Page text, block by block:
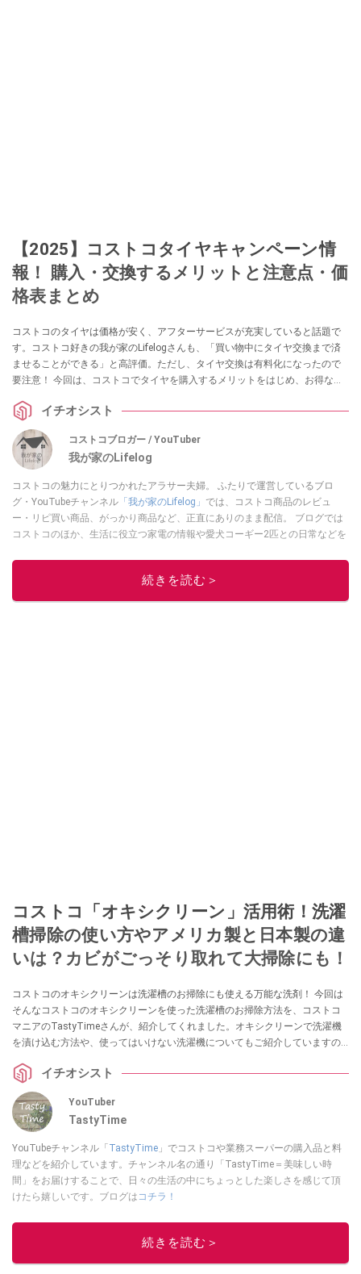
【2025】コストコタイヤキャンペーン情
報！ 購入・交換するメリットと注意点・価
格表まとめ
コストコのタイヤは価格が安く、アフターサービスが充実していると話題で
す。コストコ好きの我が家のLifelogさんも、「買い物中にタイヤ交換まで済
ませることができる」と高評価。ただし、タイヤ交換は有料化になったので
要注意！ 今回は、コストコでタイヤを購入するメリットをはじめ、お得なタ
ー別の価格表についてご紹介します。
イチオシスト
コストコブロガー / YouTuber
我が家のLifelog
コストコの魅力にとりつかれたアラサー夫婦。 ふたりで運営しているブロ
グ・YouTubeチャンネル 「我が家のLifelog」 では、コストコ商品のレビュ
ー・リピ買い商品、がっかり商品など、正直にありのまま配信。 ブログでは
コストコのほか、生活に役立つ家電の情報や愛犬コーギー2匹との日常などを
このイチオシストの他の記事を読む
続きを読む＞
コストコ「オキシクリーン」活用術！洗濯
槽掃除の使い方やアメリカ製と日本製の違
いは？カビがごっそり取れて大掃除にも！
コストコのオキシクリーンは洗濯槽のお掃除にも使える万能な洗剤！ 今回は
そんなコストコのオキシクリーンを使った洗濯槽のお掃除方法を、コストコ
マニアのTastyTimeさんが、紹介してくれました。オキシクリーンで洗濯機
を漬け込む方法や、使ってはいけない洗濯機についてもご紹介していますの
イチオシスト
YouTuber
TastyTime
YouTubeチャンネル「 TastyTime 」でコストコや業務スーパーの購入品と料
理などを紹介しています。チャンネル名の通り「TastyTime＝美味しい時
間」をお届けすることで、日々の生活の中にちょっとした楽しさを感じて頂
けたら嬉しいです。ブログは コチラ！
このイチオシストの他の記事を読む
続きを読む＞